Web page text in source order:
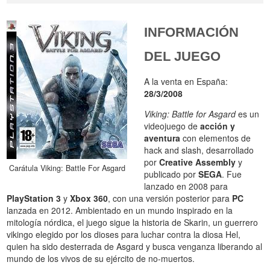
Carátula Viking: Battle For Asgard
INFORMACIÓN
DEL JUEGO
A la venta en España:
28/3/2008
Viking: Battle for Asgardes un
videojuego deacción y
aventura con elementos de
hack and slash, desarrollado
porCreative Assembly y
publicado porSEGA. Fue
lanzado en 2008 para
PlayStation 3 yXbox 360, con una versión posterior para PC
lanzada en 2012. Ambientado en un mundo inspirado en la
mitología nórdica, el juego sigue la historia de Skarin, un guerrero
vikingo elegido por los dioses para luchar contra la diosa Hel,
quien ha sido desterrada de Asgard y busca venganza liberando al
mundo de los vivos de su ejército de no-muertos.